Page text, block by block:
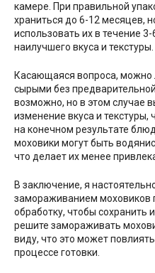
камере. При правильной
храниться до 6-12 месяцев,
использовать их в течение
наилучшего вкуса и текстуры.
Касающаяся вопроса, можно
сырыми без
возможно, но в этом случае
изменение вкуса и текстуры,
на конечном результате
моховики могут быть
что делает их менее
В заключение, я
замораживанием моховиков
обработку, чтобы сохранить
решите замораживать
виду, что это может
процессе готовки.